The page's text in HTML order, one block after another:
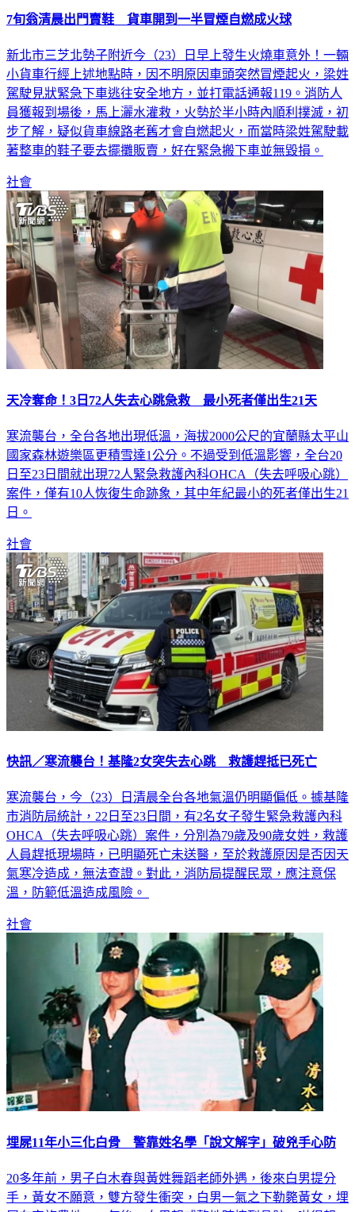
7旬翁清晨出門賣鞋 貨車開到一半冒煙自燃成火球
新北市三芝北勢子附近今（23）日早上發生火燒車意外！一輛
小貨車行經上述地點時，因不明原因車頭突然冒煙起火，梁姓
駕駛見狀緊急下車逃往安全地方，並打電話通報119。消防人
員獲報到場後，馬上灑水灌救，火勢於半小時內順利撲滅，初
步了解，疑似貨車線路老舊才會自燃起火，而當時梁姓駕駛載
著整車的鞋子要去擺攤販賣，好在緊急搬下車並無毀損。
社會
天冷奪命！3日72人失去心跳急救 最小死者僅出生21天
寒流襲台，全台各地出現低溫，海拔2000公尺的宜蘭縣太平山
國家森林遊樂區更積雪達1公分。不過受到低溫影響，全台20
日至23日間就出現72人緊急救護內科OHCA（失去呼吸心跳）
案件，僅有10人恢復生命跡象，其中年紀最小的死者僅出生21
日。
社會
快訊／寒流襲台！基隆2女突失去心跳 救護趕抵已死亡
寒流襲台，今（23）日清晨全台各地氣溫仍明顯偏低。據基隆
市消防局統計，22日至23日間，有2名女子發生緊急救護內科
OHCA（失去呼吸心跳）案件，分別為79歲及90歲女姓，救護
人員趕抵現場時，已明顯死亡未送醫，至於救護原因是否因天
氣寒冷造成，無法查證。對此，消防局提醒民眾，應注意保
溫，防範低溫造成風險。
社會
埋屍11年小三化白骨 警靠姓名學「說文解字」破兇手心防
20多年前，男子白木春與黃姓舞蹈老師外遇，後來白男提分
手，黃女不願意，雙方發生衝突，白男一氣之下勒斃黃女，埋